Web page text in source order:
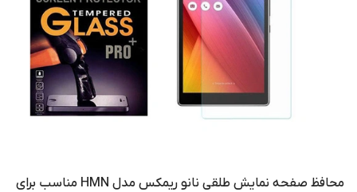
محافظ صفحه نمایش طلقی نانو ریمکس مدل HMN مناسب برای